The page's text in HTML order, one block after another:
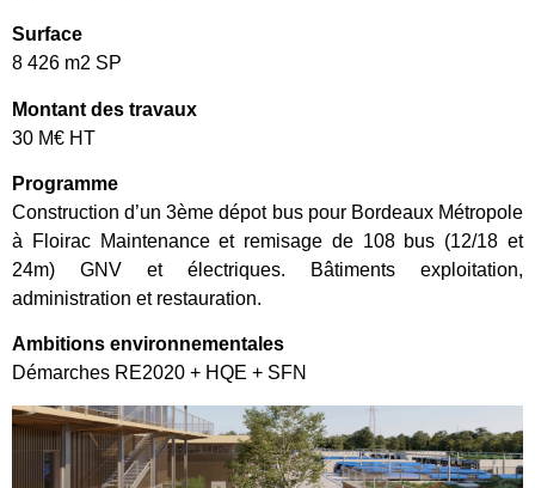
Surface
8 426 m2 SP
Montant des travaux
30 M€ HT
Programme
Construction d’un 3ème dépot bus pour Bordeaux Métropole
à Floirac Maintenance et remisage de 108 bus (12/18 et
24m) GNV et électriques. Bâtiments exploitation,
administration et restauration.
Ambitions environnementales
Démarches RE2020 + HQE + SFN